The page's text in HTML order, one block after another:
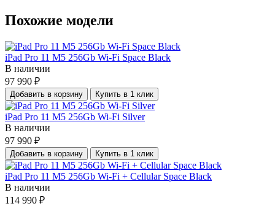
Похожие модели
iPad Pro 11 M5 256Gb Wi-Fi Space Black
В наличии
97 990 ₽
Добавить в корзину Купить в 1 клик
iPad Pro 11 M5 256Gb Wi-Fi Silver
В наличии
97 990 ₽
Добавить в корзину Купить в 1 клик
iPad Pro 11 M5 256Gb Wi-Fi + Cellular Space Black
В наличии
114 990 ₽